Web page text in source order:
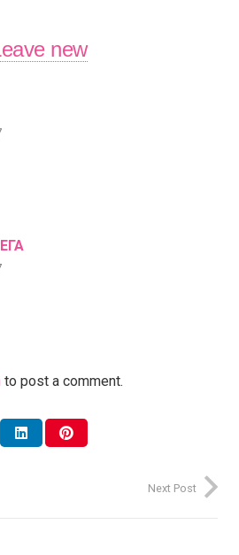
new
to post a comment.
Next Post